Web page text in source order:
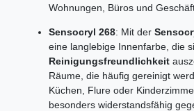
Wohnungen, Büros und
Sensocryl 268: Mit der
eine langlebige Innenfarbe, die
Reinigungsfreundlichkeit
Räume, die häufig gereinigt
Küchen, Flure oder
besonders widerstandsfähig